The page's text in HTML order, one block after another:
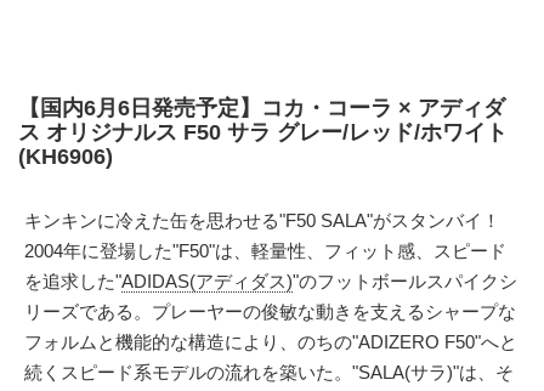
【国内6月6日発売予定】コカ・コーラ × アディダ
ス オリジナルス F50 サラ グレー/レッド/ホワイト
(KH6906)
キンキンに冷えた缶を思わせる"F50 SALA"がスタンバイ！
2004年に登場した"F50"は、軽量性、フィット感、スピード
を追求した"ADIDAS(アディダス)"のフットボールスパイクシ
リーズである。プレーヤーの俊敏な動きを支えるシャープな
フォルムと機能的な構造により、のちの"ADIZERO F50"へと
続くスピード系モデルの流れを築いた。"SALA(サラ)"は、そ